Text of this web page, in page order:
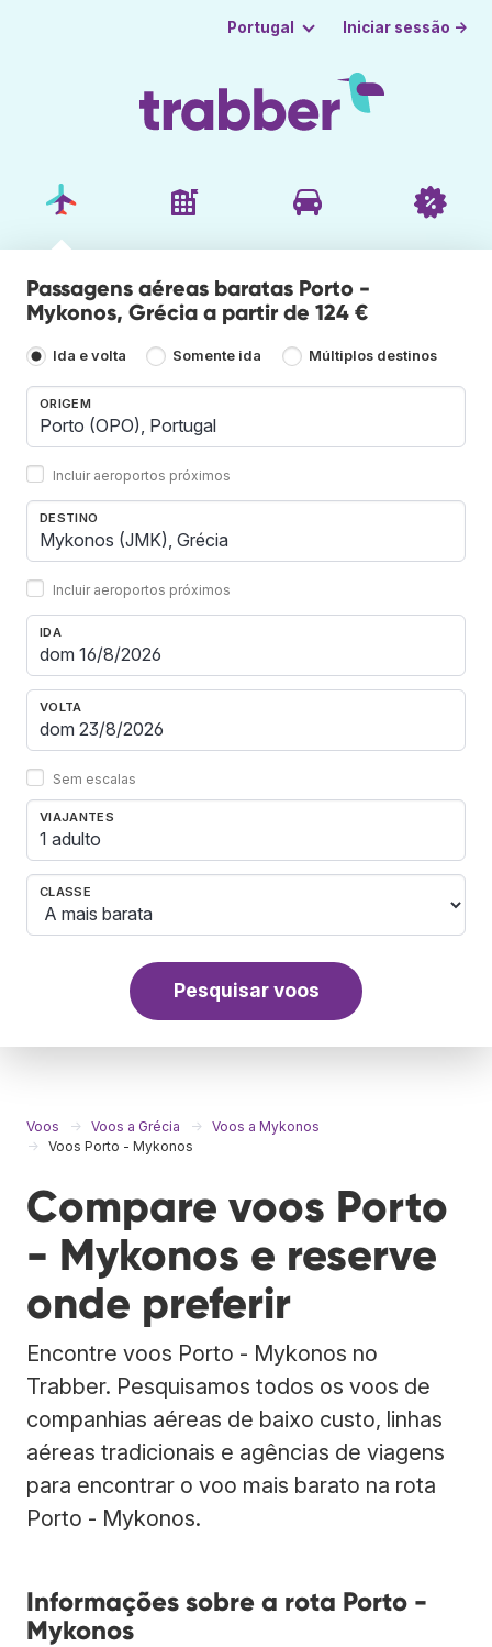
Portugal Iniciar sessão →
Passagens aéreas baratas Porto -
Mykonos, Grécia a partir de 124 €
Ida e volta Somente ida Múltiplos destinos
ORIGEM
Incluir aeroportos próximos
DESTINO
Incluir aeroportos próximos
IDA
VOLTA
Sem escalas
VIAJANTES
1 adulto
CLASSE
Pesquisar voos
Voos Voos a Grécia
Voos a Mykonos
Voos Porto - Mykonos
Compare voos Porto
- Mykonos e reserve
onde preferir
Encontre voos Porto - Mykonos no
Trabber. Pesquisamos todos os voos de
companhias aéreas de baixo custo, linhas
aéreas tradicionais e agências de viagens
para encontrar o voo mais barato na rota
Porto - Mykonos.
Informações sobre a rota Porto -
Mykonos